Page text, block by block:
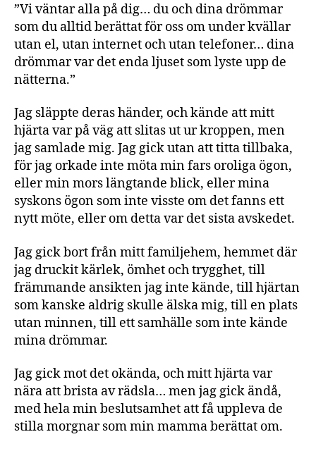
”Vi väntar alla på dig… du och dina drömmar
som du alltid berättat för oss om under kvällar
utan el, utan internet och utan telefoner… dina
drömmar var det enda ljuset som lyste upp de
nätterna.”
Jag släppte deras händer, och kände att mitt
hjärta var på väg att slitas ut ur kroppen, men
jag samlade mig. Jag gick utan att titta tillbaka,
för jag orkade inte möta min fars oroliga ögon,
eller min mors längtande blick, eller mina
syskons ögon som inte visste om det fanns ett
nytt möte, eller om detta var det sista avskedet.
Jag gick bort från mitt familjehem, hemmet där
jag druckit kärlek, ömhet och trygghet, till
främmande ansikten jag inte kände, till hjärtan
som kanske aldrig skulle älska mig, till en plats
utan minnen, till ett samhälle som inte kände
mina drömmar.
Jag gick mot det okända, och mitt hjärta var
nära att brista av rädsla… men jag gick ändå,
med hela min beslutsamhet att få uppleva de
stilla morgnar som min mamma berättat om.